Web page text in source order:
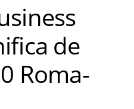
de
Roma-